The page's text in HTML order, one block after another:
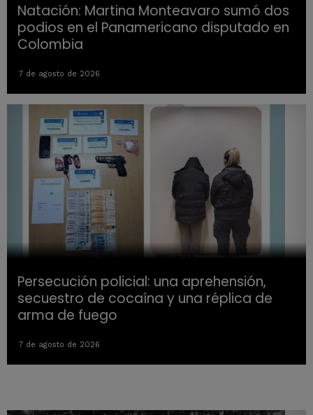
Natación: Martina Monteavaro sumó dos
podios en el Panamericano disputado en
Colombia
7 de agosto de 2026
Persecución policial: una aprehensión,
secuestro de cocaína y una réplica de
arma de fuego
7 de agosto de 2026